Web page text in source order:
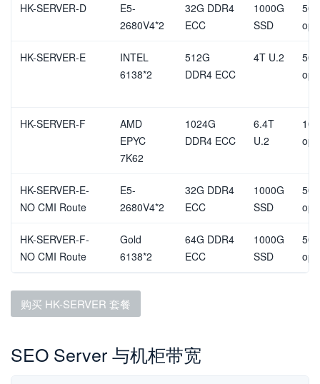
HK-SERVER-D
E5-
2680V4*2
32G DDR4
ECC
1000G
SSD
HK-SERVER-E
INTEL
6138*2
512G
DDR4 ECC
4T U.2
HK-SERVER-F
AMD
EPYC
7K62
1024G
DDR4 ECC
6.4T
U.2
HK-SERVER-E-
NO CMI Route
E5-
2680V4*2
32G DDR4
ECC
1000G
SSD
HK-SERVER-F-
NO CMI Route
Gold
6138*2
64G DDR4
ECC
1000G
SSD
购买 HK-SERVER 套餐
SEO Server 与机柜带宽